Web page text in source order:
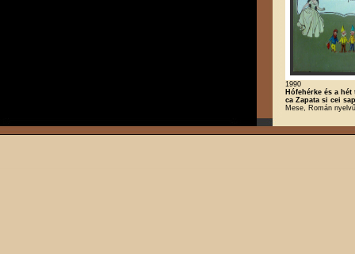
1990
Hófehérke és a
ca Zapata si cei
Mese, Román nyelvű